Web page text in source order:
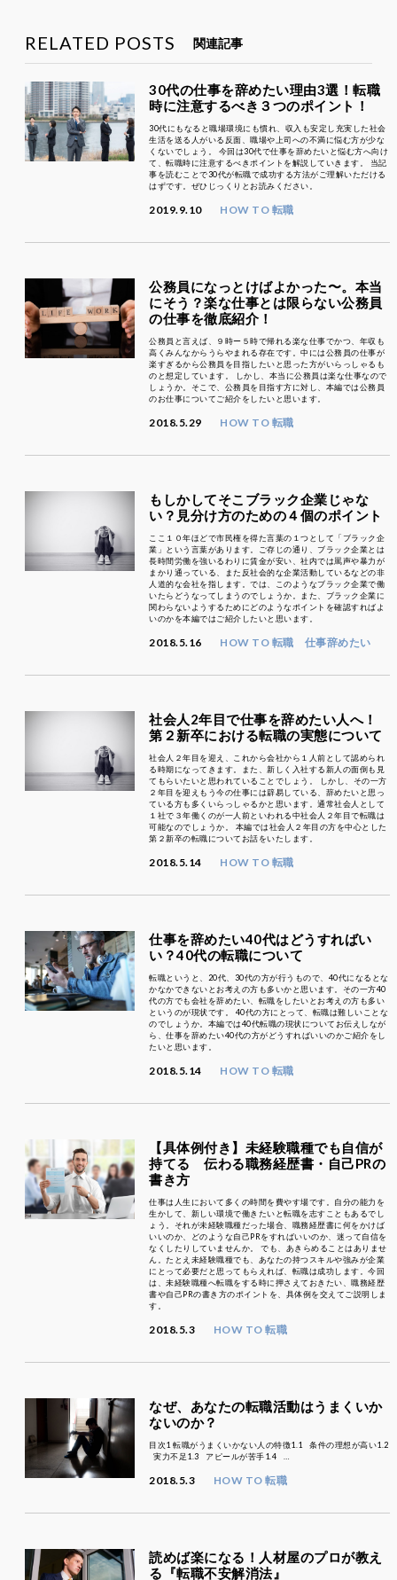
RELATED POSTS 関連記事
30代の仕事を辞めたい理由3選！転職
時に注意するべき３つのポイント！
30代にもなると職場環境にも慣れ、収入も安定し充実した社会
生活を送る人がいる反面、職場や上司への不満に悩む方が少な
くないでしょう。 今回は30代で仕事を辞めたいと悩む方へ向け
て、転職時に注意するべきポイントを解説していきます。 当記
事を読むことで30代が転職で成功する方法がご理解いただける
はずです。ぜひじっくりとお読みください。
2019.9.10 HOW TO 転職
公務員になっとけばよかった〜。本当
にそう？楽な仕事とは限らない公務員
の仕事を徹底紹介！
公務員と言えば、９時ー５時で帰れる楽な仕事でかつ、年収も
高くみんなからうらやまれる存在です。中には公務員の仕事が
楽すぎるから公務員を目指したいと思った方がいらっしゃるも
のと想定しています。 しかし、本当に公務員は楽な仕事なので
しょうか。そこで、公務員を目指す方に対し、本編では公務員
のお仕事についてご紹介をしたいと思います。
2018.5.29 HOW TO 転職
もしかしてそこブラック企業じゃな
い？見分け方のための４個のポイント
ここ１０年ほどで市民権を得た言葉の１つとして「ブラック企
業」という言葉があります。ご存じの通り、ブラック企業とは
長時間労働を強いるわりに賃金が安い、社内では罵声や暴力が
まかり通っている、また反社会的な企業活動しているなどの非
人道的な会社を指します。では、このようなブラック企業で働
いたらどうなってしまうのでしょうか。また、ブラック企業に
関わらないようするためにどのようなポイントを確認すればよ
いのかを本編ではご紹介したいと思います。
2018.5.16 HOW TO 転職 仕事辞めたい
社会人2年目で仕事を辞めたい人へ！
第２新卒における転職の実態について
社会人２年目を迎え、これから会社から１人前として認められ
る時期になってきます。また、新しく入社する新人の面倒も見
てもらいたいと思われていることでしょう。 しかし、その一方
２年目を迎えもう今の仕事には辟易している、辞めたいと思っ
ている方も多くいらっしゃるかと思います。通常社会人として
１社で３年働くのが一人前といわれる中社会人２年目で転職は
可能なのでしょうか。 本編では社会人２年目の方を中心とした
第２新卒の転職についてお話をいたします。
2018.5.14 HOW TO 転職
仕事を辞めたい40代はどうすればい
い？40代の転職について
転職というと、20代、30代の方が行うもので、40代になるとな
かなかできないとお考えの方も多いかと思います。その一方40
代の方でも会社を辞めたい、転職をしたいとお考えの方も多い
というのが現状です。 40代の方にとって、転職は難しいことな
のでしょうか。本編では40代転職の現状についてお伝えしなが
ら、仕事を辞めたい40代の方がどうすればいいのかご紹介をし
たいと思います。
2018.5.14 HOW TO 転職
【具体例付き】未経験職種でも自信が
持てる 伝わる職務経歴書・自己PRの
書き方
仕事は人生において多くの時間を費やす場です。自分の能力を
生かして、新しい環境で働きたいと転職を志すこともあるでし
ょう。それが未経験職種だった場合、職務経歴書に何をかけば
いいのか、どのような自己PRをすればいいのか、迷って自信を
なくしたりしていませんか。 でも、あきらめることはありませ
ん。たとえ未経験職種でも、あなたの持つスキルや強みが企業
にとって必要だと思ってもらえれば、転職は成功します。今回
は、未経験職種へ転職をする時に押さえておきたい、職務経歴
書や自己PRの書き方のポイントを、具体例を交えてご説明しま
す。
2018.5.3 HOW TO 転職
なぜ、あなたの転職活動はうまくいか
ないのか？
目次1 転職がうまくいかない人の特徴1.1 条件の理想が高い1.2
実力不足1.3 アピールが苦手1.4 …
2018.5.3 HOW TO 転職
読めば楽になる！人材屋のプロが教え
る『転職不安解消法』